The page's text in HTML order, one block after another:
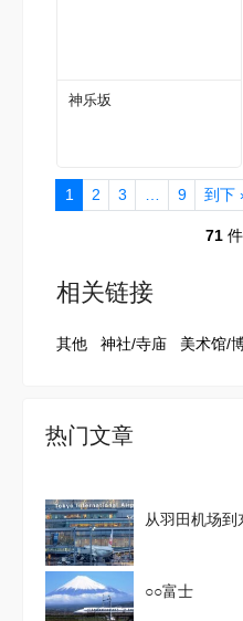
神乐坂
1 2 3 9 到下 ›
71
相关链接
其他 神社/寺庙 美术馆/
热门文章
从羽田机场
○○富士